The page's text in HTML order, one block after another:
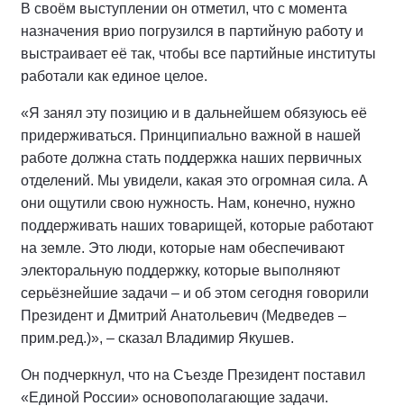
В своём выступлении он отметил, что с момента
назначения врио погрузился в партийную работу и
выстраивает её так, чтобы все партийные институты
работали как единое целое.
«Я занял эту позицию и в дальнейшем обязуюсь её
придерживаться. Принципиально важной в нашей
работе должна стать поддержка наших первичных
отделений. Мы увидели, какая это огромная сила. А
они ощутили свою нужность. Нам, конечно, нужно
поддерживать наших товарищей, которые работают
на земле. Это люди, которые нам обеспечивают
электоральную поддержку, которые выполняют
серьёзнейшие задачи – и об этом сегодня говорили
Президент и Дмитрий Анатольевич (Медведев –
прим.ред.)», – сказал Владимир Якушев.
Он подчеркнул, что на Съезде Президент поставил
«Единой России» основополагающие задачи.